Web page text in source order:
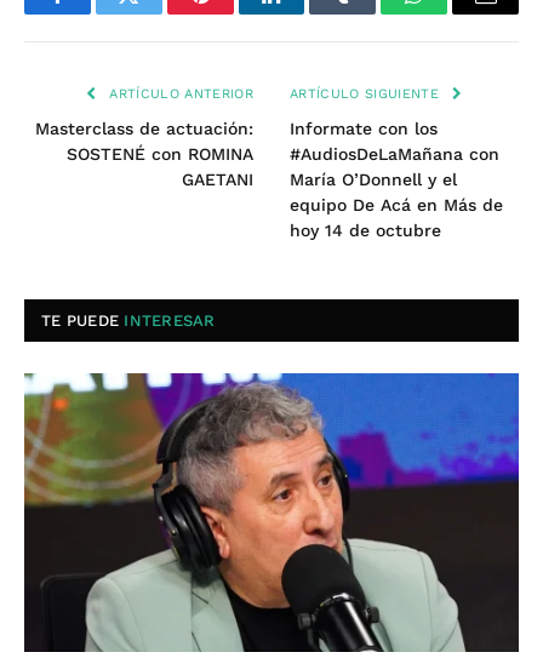
FacebookTwitter PinterestLinkedInTumblr WhatsAppEmail
ARTÍCULO ANTERIOR
Masterclass de actuación:
SOSTENÉ con ROMINA
GAETANI
ARTÍCULO SIGUIENTE
Informate con los
#AudiosDeLaMañana con
María O’Donnell y el
equipo De Acá en Más de
hoy 14 de octubre
TE PUEDE INTERESAR